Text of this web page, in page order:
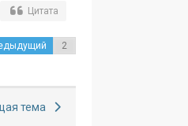
Цитата
тема